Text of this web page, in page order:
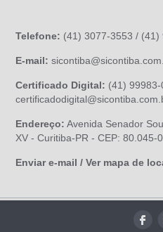
Telefone: (41) 3077-3553 / (41)
E-mail:
Certificado Digital: (41)
Endereço: Avenida Senador
XV - Curitiba-PR - CEP: 80.045-
Enviar e-mail / Ver mapa de